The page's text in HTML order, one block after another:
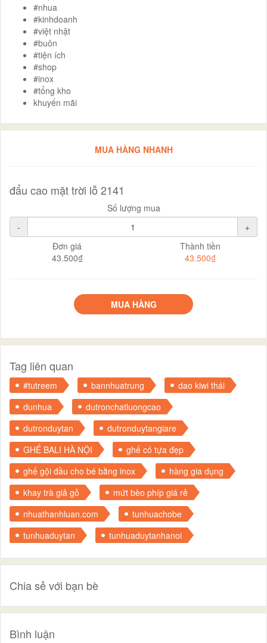
#nhua
#kinhdoanh
#việt nhật
#buôn
#tiện ích
#shop
#inox
#tổng kho
khuyến mãi
MUA HÀNG NHANH
đẩu cao mặt trời lỗ 2141
Số lượng mua
-
+
Đơn giá
43.500₫
Thành tiền
43.500₫
MUA HÀNG
Tag liên quan
#tutreem bannhuatrung
dao kiwi thái
dunhua
dutronchatluongcao
dutronduytan
dutronduytangiare
GHẾ BALI HÀ NỘI
ghế có tựa đẹp
ghế gội đầu cho bé bằng inox
hàng gia dụng
khay trà giả gỗ
mứt bèo phíp giá rẻ
nhuathanhluan.com
tunhuachobe
tunhuaduytan
tunhuaduytanhanoi
Chia sẻ với bạn bè
Bình luận